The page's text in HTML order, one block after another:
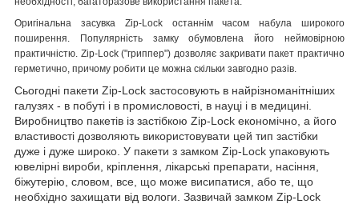
Оригінальна засувка Zip-Lock останнім часом набула широкого
поширення. Популярність замку обумовлена його неймовірною
практичністю. Zip-Lock ("гриппер") дозволяє закривати пакет практично
герметично, причому робити це можна скільки завгодно разів.
Сьогодні пакети Zip-Lock застосовують в найрізноманітніших
галузях - в побуті і в промисловості, в науці і в медицині.
Виробництво пакетів із застібкою Zip-Lock економічно, а його
властивості дозволяють використовувати цей тип застібки
дуже і дуже широко. У пакети з замком Zip-Lock упаковують
ювелірні вироби, кріплення, лікарські препарати, насіння,
біжутерію, словом, все, що може висипатися, або те, що
необхідно захищати від вологи. Зазвичай замком Zip-Lock